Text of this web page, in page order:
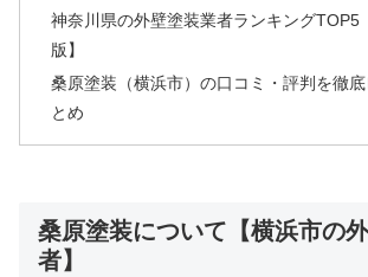
神奈川県の外壁塗装業者ランキングTOP5
版】
桑原塗装（横浜市）の口コミ・評判を徹
とめ
桑原塗装について【横浜市の
者】